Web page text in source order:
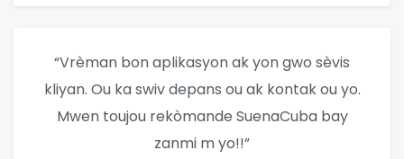
“Vrèman bon aplikasyon ak yon gwo sèvis
kliyan. Ou ka swiv depans ou ak kontak ou yo.
Mwen toujou rekòmande SuenaCuba bay
zanmi m yo!!”